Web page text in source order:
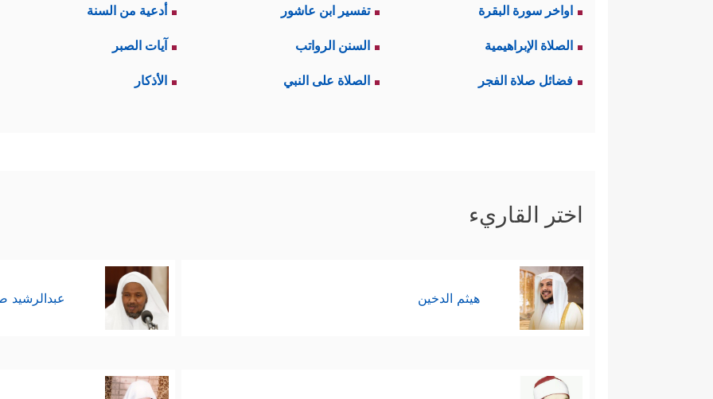
اواخر سورة البقرة تفسير ابن عاشور أدعية من السنة
الصلاة الإبراهيمية السنن الرواتب آيات الصبر
فضائل صلاة الفجر الصلاة على النبي الأذكار
اختر القاريء
هيثم الدخين عبدالرشيد